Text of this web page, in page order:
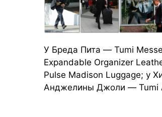
У Бреда Пита — Tumi
Expandable Organizer
Pulse Madison Luggage; у
Анджелины Джоли — Tumi